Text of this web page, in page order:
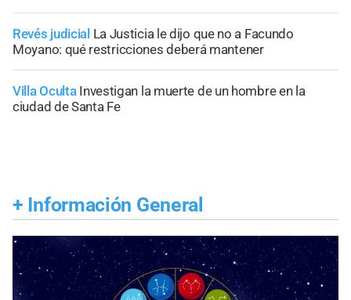
Revés judicial La Justicia le dijo que no a Facundo
Moyano: qué restricciones deberá mantener
Villa Oculta Investigan la muerte de un hombre en la
ciudad de Santa Fe
+ Información General